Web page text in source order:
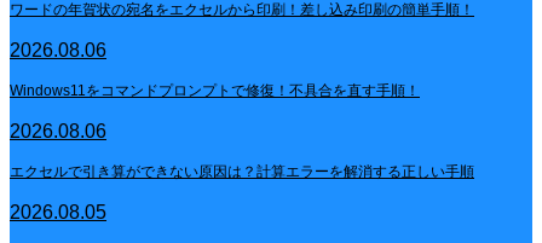
ワードの年賀状の宛名をエクセルから印刷！差し込み印刷の簡単手順！
2026.08.06
Windows11をコマンドプロンプトで修復！不具合を直す手順！
2026.08.06
エクセルで引き算ができない原因は？計算エラーを解消する正しい手順
2026.08.05